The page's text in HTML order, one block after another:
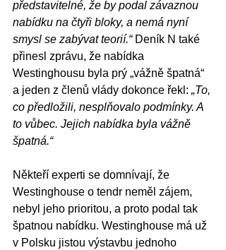
představitelné, že by podal závaznou
nabídku na čtyři bloky, a nemá nyní
smysl se zabývat teorií.“ Deník N také
přinesl zprávu, že nabídka
Westinghousu byla prý „vážně špatná“
a jeden z členů vlády dokonce řekl: „To,
co předložili, nesplňovalo podmínky. A
to vůbec. Jejich nabídka byla vážně
špatná.“
Někteří experti se domnívají, že
Westinghouse o tendr neměl zájem,
nebyl jeho prioritou, a proto podal tak
špatnou nabídku. Westinghouse má už
v Polsku jistou výstavbu jednoho